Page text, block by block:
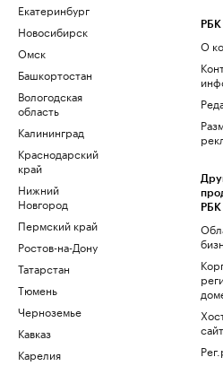
Екатеринбург
Новосибирск
Омск
Башкортостан
Вологодская
область
Калининград
Краснодарский
край
Нижний
Новгород
Пермский край
Ростов-на-Дону
Татарстан
Тюмень
Черноземье
Кавказ
Карелия
РБК
О
РБК